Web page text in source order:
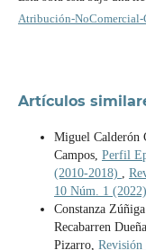
Atribución-NoComercial-
Artículos
Miguel Calderón
Campos, Perfil
(2010-2018) ,
10 Núm. 1
Constanza
Recabarren
Pizarro, Revisión